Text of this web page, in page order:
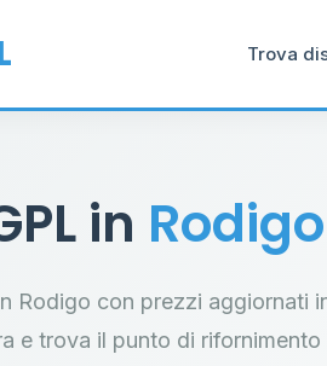
Trova
in Rodigo
Rodigo con prezzi aggiornati
e trova il punto di